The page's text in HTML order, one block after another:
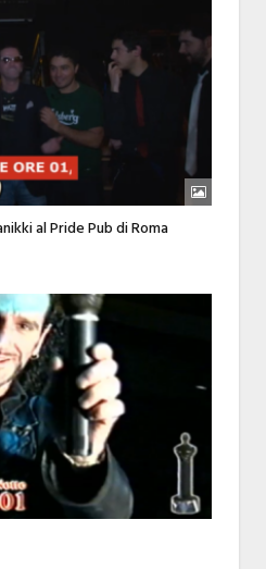
al Pride Pub di Roma